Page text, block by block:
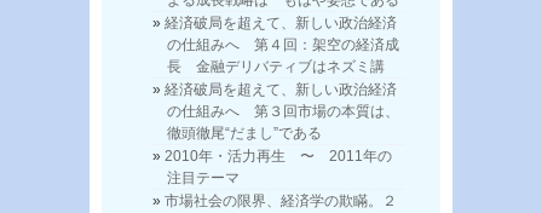
経済破局を超えて、新しい政治経済
の仕組みへ 第４回：架空の経済成
長 金融デリバティブはネズミ講
経済破局を超えて、新しい政治経済
の仕組みへ 第３回市場の本質は、
徹頭徹尾“だまし”である
2010年・活力再生 〜 2011年の
注目テーマ
市場社会の限界、経済学の欺瞞。２